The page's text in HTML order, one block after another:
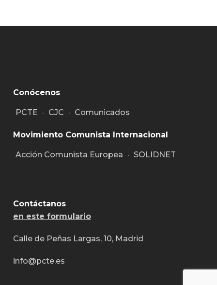
Conócenos
PCTE · CJC · Comunicados
Movimiento Comunista Internacional
Acción Comunista Europea · SOLIDNET
Contáctanos
en este formulario
Calle de Peñas Largas, 10, Madrid
info@pcte.es